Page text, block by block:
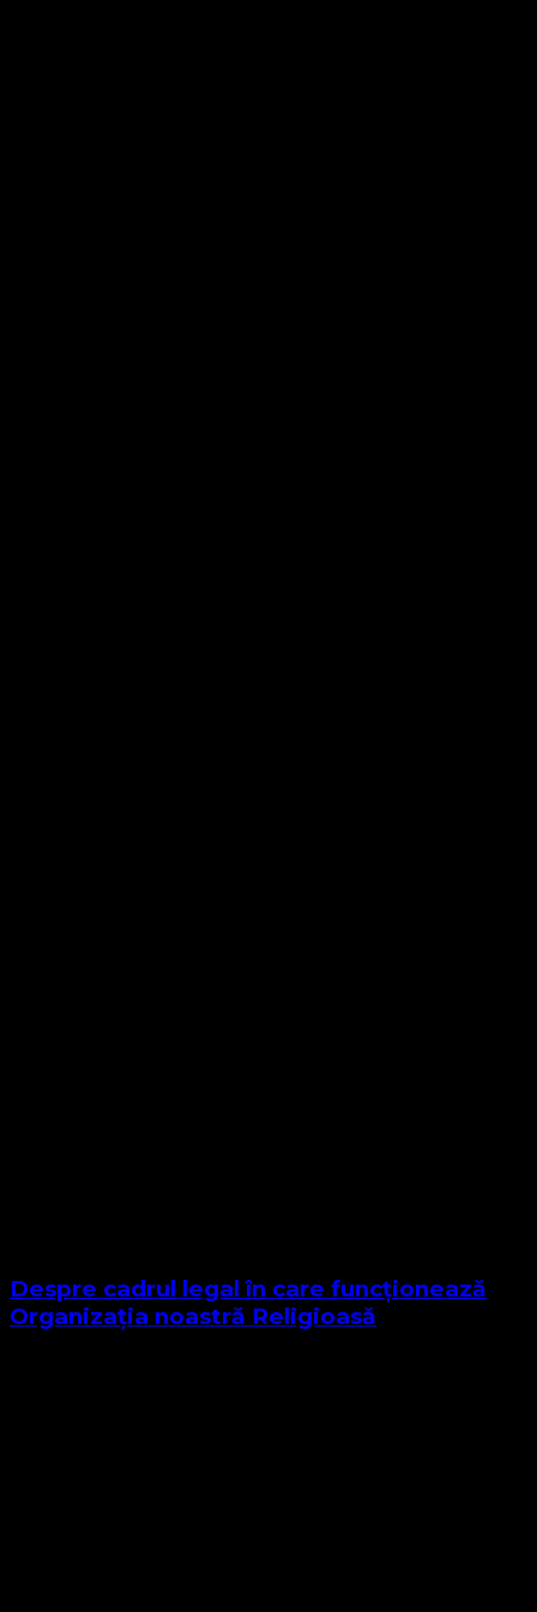
Despre cadrul legal în care funcționează
Organizația noastră Religioasă